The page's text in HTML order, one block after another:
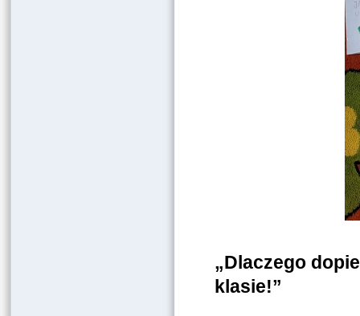
„Dlaczego
klasie!”